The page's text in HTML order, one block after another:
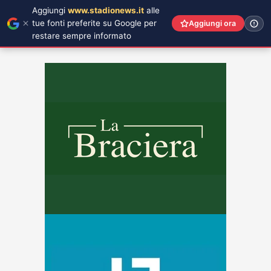
Aggiungi www.stadionews.it alle
tue fonti preferite su Google per
restare sempre informato
Aggiungi ora